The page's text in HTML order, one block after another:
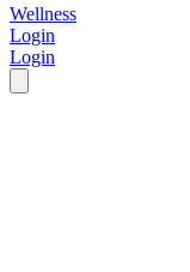
Wellness
Login
Login